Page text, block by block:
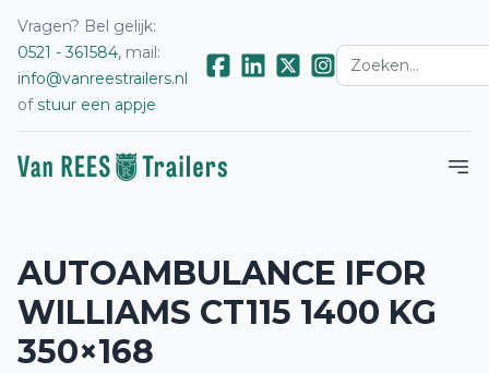
Vragen? Bel gelijk:
0521 - 361584, mail:
info@vanreestrailers.nl
ofstuur een appje
AUTOAMBULANCE IFOR
WILLIAMS CT115 1400 KG
350×168